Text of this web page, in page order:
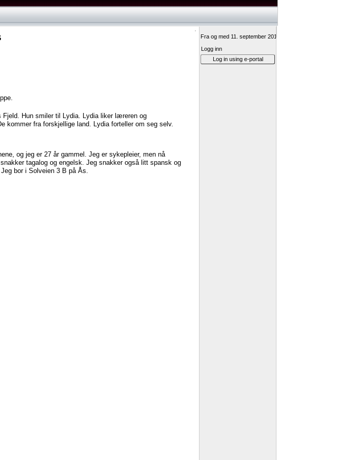
Fjeld. Hun smiler til Lydia. Lydia liker læreren og
kommer fra forskjellige land. Lydia forteller om seg selv.
og jeg er 27 år gammel. Jeg er sykepleier, men nå
snakker tagalog og engelsk. Jeg snakker også litt spansk og
Jeg bor i Solveien 3 B på Ås.
Fra og med 11. september 2017 vil innlogging til Min vei-
Logg inn
Log in using e-portal